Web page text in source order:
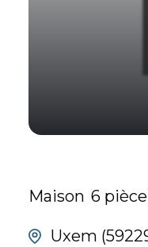
Maison 6
Uxem